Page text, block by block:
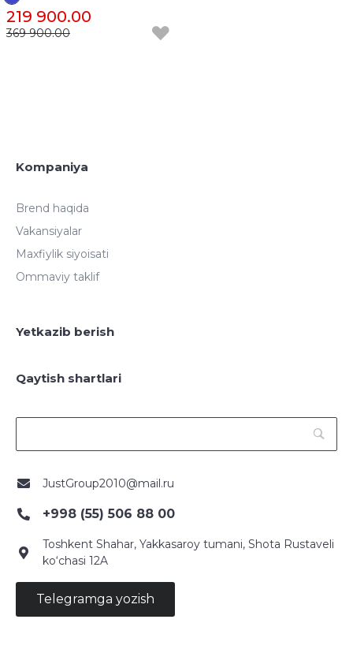
219 900.00
369 900.00
Kompaniya
Brend haqida
Vakansiyalar
Maxfiylik siyoisati
Ommaviy taklif
Yetkazib berish
Qaytish shartlari
JustGroup2010@mail.ru
+998 (55) 506 88 00
Toshkent Shahar, Yakkasaroy tumani, Shota Rustaveli
ko‘chasi 12A
Telegramga yozish